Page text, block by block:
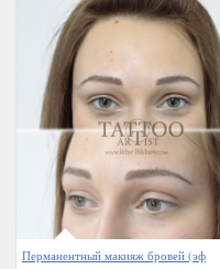
Перманентный макияж бровей (эф